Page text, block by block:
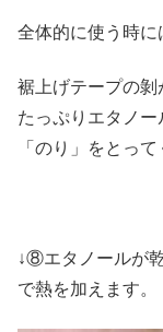
全体的に使う時に
裾上げテープの剝
たっぷりエタノ
「のり」をとって
↓⑧エタノールが
で熱を加えます。